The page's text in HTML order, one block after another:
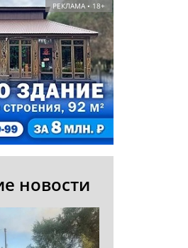
РЕКЛАМА • 18+
новости